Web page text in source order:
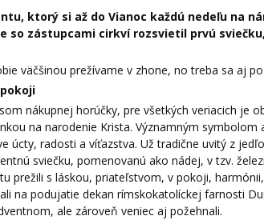
ktorý si až do Vianoc každú nedeľu na
so zástupcami cirkví rozsvietil prvú
väčšinou prežívame v zhone, no treba sa aj
nákupnej horúčky, pre všetkých veriacich je
na narodenie Krista. Významným
úcty, radosti a víťazstva. Už tradične uvitý z
sviečku, pomenovanú ako nádej, v tzv.
prežili s láskou, priateľstvom, v pokoji,
na podujatie dekan rímskokatolíckej farnosti
ale zároveň veniec aj požehnali.